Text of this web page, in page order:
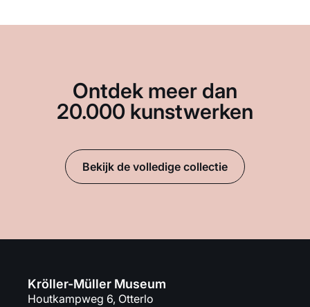
Ontdek meer dan
20.000 kunstwerken
Bekijk de volledige collectie
Kröller-Müller Museum
Houtkampweg 6, Otterlo